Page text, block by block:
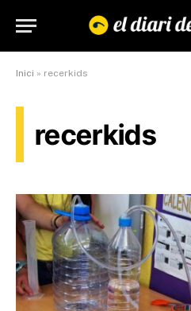
Inici » recerkids
recerkids